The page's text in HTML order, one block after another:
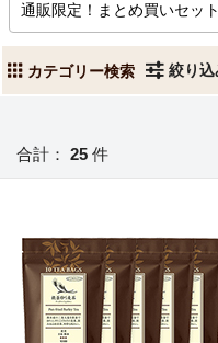
カテゴリー検索 絞り込
合計： 25 件